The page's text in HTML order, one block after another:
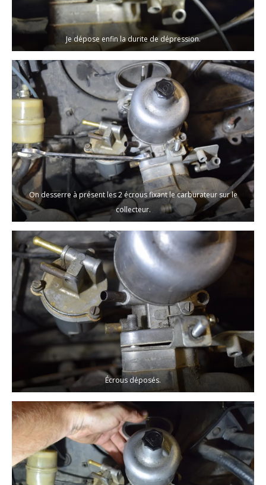
Je dépose enfin la durite de dépression.
On desserre à présent les 2 écrous fixant le carburateur sur le
collecteur.
Écrous déposés.